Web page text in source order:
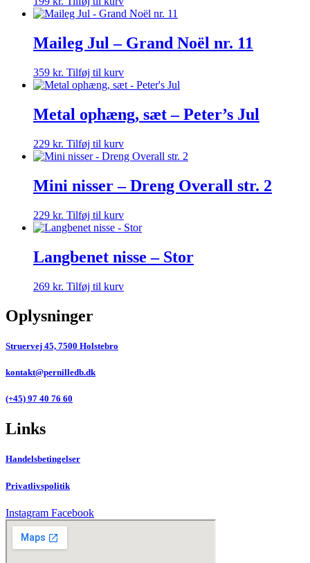
Maileg Jul – Grand Noël nr. 11
359 kr. Tilføj til kurv
Metal ophæng, sæt – Peter’s Jul
229 kr. Tilføj til kurv
Mini nisser – Dreng Overall str. 2
229 kr. Tilføj til kurv
Langbenet nisse – Stor
269 kr. Tilføj til kurv
Oplysninger
Struervej 45, 7500 Holstebro
kontakt@pernilledb.dk
(+45) 97 40 76 60
Links
Handelsbetingelser
Privatlivspolitik
Instagram Facebook